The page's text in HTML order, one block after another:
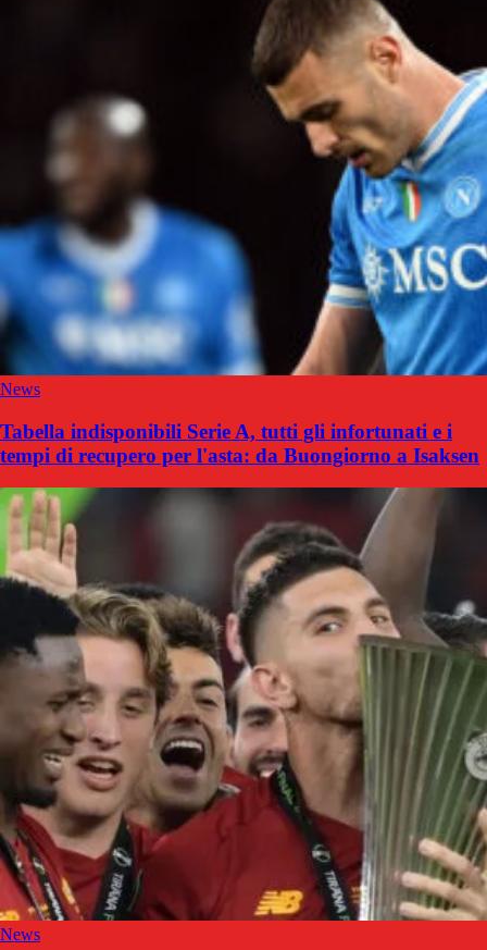
News
Tabella indisponibili Serie A, tutti gli infortunati e i
tempi di recupero per l'asta: da Buongiorno a Isaksen
News